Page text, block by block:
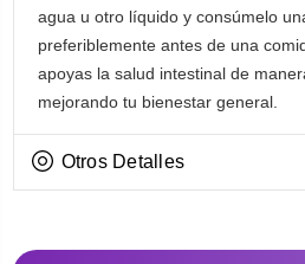
agua u otro líquido y consúmelo
preferiblemente antes de una
apoyas la salud intestinal de
mejorando tu bienestar general.
Otros Detalles